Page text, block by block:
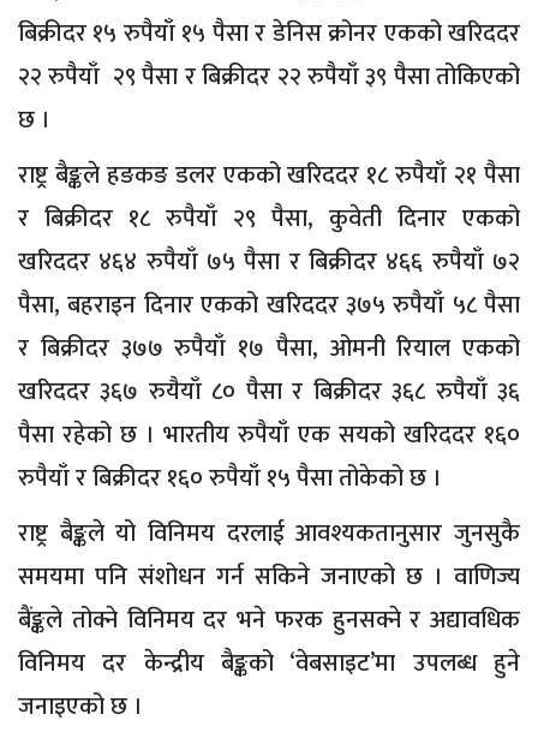
बिक्रीदर १५ रुपैयाँ १५ पैसा र डेनिस क्रोनर एकको खरिददर
२२ रुपैयाँ २९ पैसा र बिक्रीदर २२ रुपैयाँ ३९ पैसा तोकिएको
छ ।
राष्ट्र बैङ्कले हङकङ डलर एकको खरिददर १८ रुपैयाँ २१ पैसा
र बिक्रीदर १८ रुपैयाँ २९ पैसा, कुवेती दिनार एकको
खरिददर ४६४ रुपैयाँ ७५ पैसा र बिक्रीदर ४६६ रुपैयाँ ७२
पैसा, बहराइन दिनार एकको खरिददर ३७५ रुपैयाँ ५८ पैसा
र बिक्रीदर ३७७ रुपैयाँ १७ पैसा, ओमनी रियाल एकको
खरिददर ३६७ रुयैयाँ ८० पैसा र बिक्रीदर ३६८ रुपैयाँ ३६
पैसा रहेको छ । भारतीय रुपैयाँ एक सयको खरिददर १६०
रुपैयाँ र बिक्रीदर १६० रुपैयाँ १५ पैसा तोकेको छ ।
राष्ट्र बैङ्कले यो विनिमय दरलाई आवश्यकतानुसार जुनसुकै
समयमा पनि संशोधन गर्न सकिने जनाएको छ । वाणिज्य
बैंङ्कले तोक्ने विनिमय दर भने फरक हुनसक्ने र अद्यावधिक
विनिमय दर केन्द्रीय बैङ्कको ‘वेबसाइट’मा उपलब्ध हुने
जनाइएको छ ।